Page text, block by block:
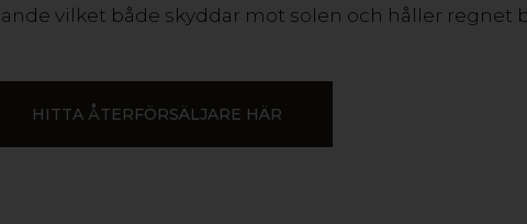
vilket både skyddar mot solen och håller regnet
HITTA ÅTERFÖRSÄLJARE HÄR